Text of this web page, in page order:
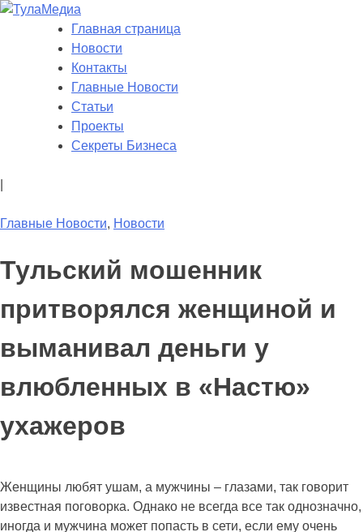
Skip
Новости Тулы
Главная страница
Новости
Контакты
Главные Новости
Статьи
Проекты
Секреты Бизнеса
Главные Новости, Новости
Тульский мошенник
притворялся женщиной и
выманивал деньги у
влюбленных в «Настю»
ухажеров
Женщины любят ушам, а мужчины – глазами, так говорит
известная поговорка. Однако не всегда все так однозначно,
иногда и мужчина может попасть в сети, если ему очень